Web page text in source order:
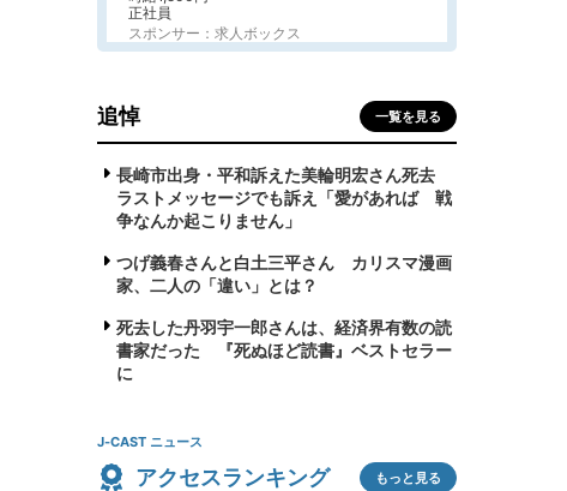
正社員
スポンサー：求人ボックス
追悼 一覧を見る
長崎市出身・平和訴えた美輪明宏さん死去
ラストメッセージでも訴え「愛があれば 戦
争なんか起こりません」
つげ義春さんと白土三平さん カリスマ漫画
家、二人の「違い」とは？
死去した丹羽宇一郎さんは、経済界有数の読
書家だった 『死ぬほど読書』ベストセラー
に
J-CAST ニュース
アクセスランキング もっと見る